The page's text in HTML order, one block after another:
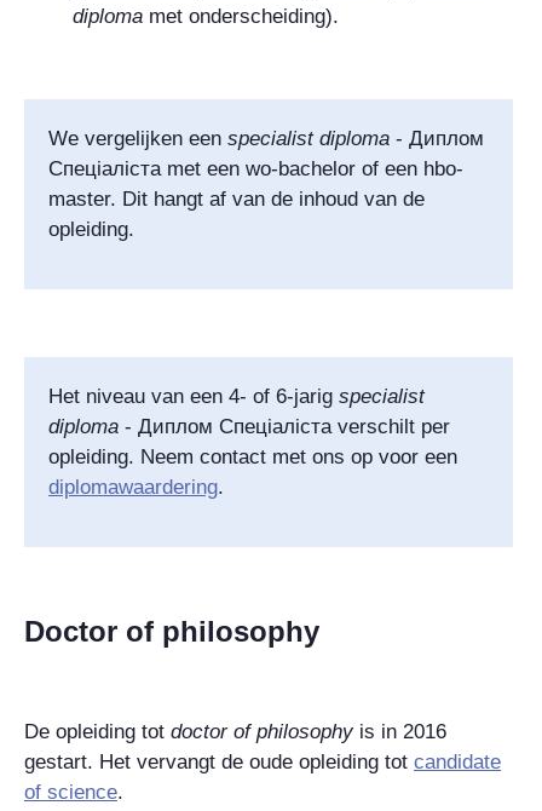
diploma met onderscheiding).
We vergelijken een specialist diploma - Диплом
Спеціалістаmet een wo-bachelor of een hbo-
master. Dit hangt af van de inhoud van de
opleiding.
Het niveau van een 4- of 6-jarig specialist
diploma - Диплом Спеціалістаverschilt per
opleiding. Neem contact met ons op voor een
diplomawaardering.
Doctor of philosophy
De opleiding tot doctor of philosophyis in 2016
gestart. Het vervangt de oude opleiding tot candidate
of science.